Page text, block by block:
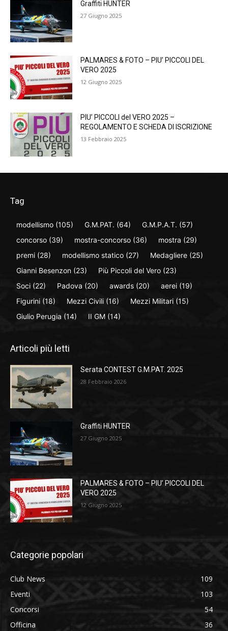
Graffiti HUNTER
27 Giugno 2025
PALMARES & FOTO – PIU’ PICCOLI DEL
VERO 2025
12 Giugno 2025
PIU’ PICCOLI del VERO 2025 –
REGOLAMENTO E SCHEDA DI ISCRIZIONE
13 Febbraio 2025
Tag
modellismo (105) G.M.PAT. (64) G.M.P.A.T. (57)
concorso (39) mostra-concorso (36) mostra (29)
premi (28) modellismo statico (27) Medagliere (25)
Gianni Besenzon (23) Più Piccoli del Vero (23)
Soci (22) Padova (20) awards (20) aerei (19)
Figurini (18) Mezzi Civili (16) Mezzi Militari (15)
Giulio Perugia (14) II GM (14)
Articoli più letti
Serata CONTEST G.M.PAT. 2025
28 Febbraio 2026
Graffiti HUNTER
27 Giugno 2025
PALMARES & FOTO – PIU’ PICCOLI DEL
VERO 2025
12 Giugno 2025
Categorie popolari
Club News
109
Eventi
103
Concorsi
54
Officina
36